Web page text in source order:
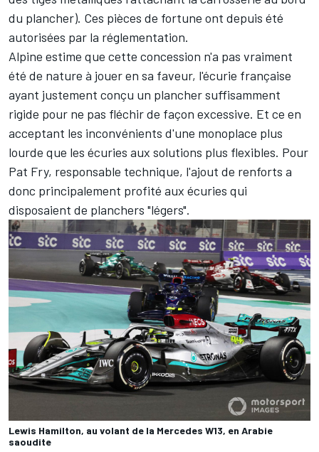
du plancher). Ces pièces de fortune ont depuis été
autorisées par la réglementation.
Alpine estime que cette concession n'a pas vraiment
été de nature à jouer en sa faveur, l'écurie française
ayant justement conçu un plancher suffisamment
rigide pour ne pas fléchir de façon excessive. Et ce en
acceptant les inconvénients d'une monoplace plus
lourde que les écuries aux solutions plus flexibles. Pour
Pat Fry, responsable technique, l'ajout de renforts a
donc principalement profité aux écuries qui
disposaient de planchers "légers".
Lewis Hamilton, au volant de la Mercedes W13, en Arabie
saoudite